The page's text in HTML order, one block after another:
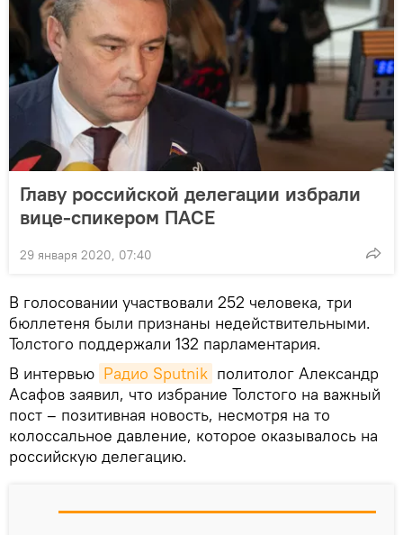
Главу российской делегации избрали
вице-спикером ПАСЕ
29 января 2020, 07:40
В голосовании участвовали 252 человека, три
бюллетеня были признаны недействительными.
Толстого поддержали 132 парламентария.
В интервью Радио Sputnik политолог Александр
Асафов заявил, что избрание Толстого на важный
пост – позитивная новость, несмотря на то
колоссальное давление, которое оказывалось на
российскую делегацию.